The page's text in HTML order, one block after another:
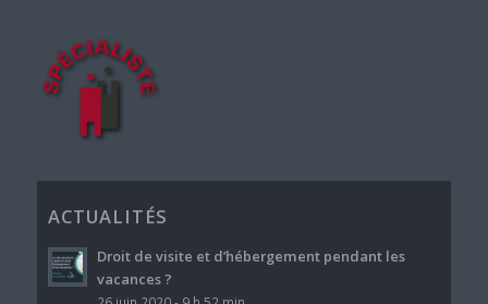
ACTUALITÉS
Droit de visite et d’hébergement pendant les
vacances ?